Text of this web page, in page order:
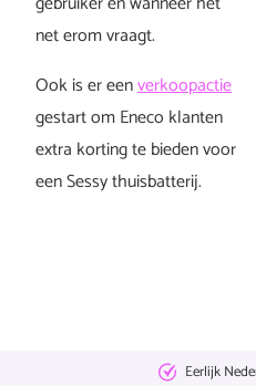
net erom vraagt.
Ook is er eenverkoopactie
gestart om Eneco klanten
extra korting te bieden voor
een Sessy thuisbatterij.
Eerlijk